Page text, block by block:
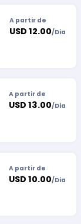
A partir de
USD 12.00/Dia
A partir de
USD 13.00/Dia
A partir de
USD 10.00/Dia